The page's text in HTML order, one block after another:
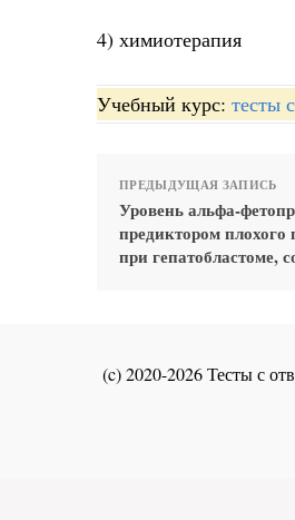
4) химиотерапия
Учебный курс: тесты
ПРЕДЫДУЩАЯ ЗАПИСЬ
Уровень альфа-
предиктором плохого
при гепатобластоме,
(c) 2020-2026 Тесты с